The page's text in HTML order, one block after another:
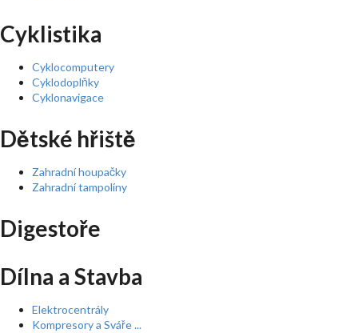
Cyklistika
Cyklocomputery
Cyklodoplňky
Cyklonavigace
Dětské hřiště
Zahradní houpačky
Zahradní tampolíny
Digestoře
Dílna a Stavba
Elektrocentrály
Kompresory a Sváře ...